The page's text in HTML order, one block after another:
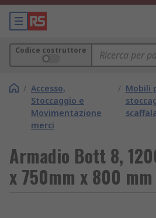
Codice costruttore
/ Accesso,
Stoccaggio e
Movimentazione
merci
/ Mobili
Armadio Bott 8,
x 750mm x 800